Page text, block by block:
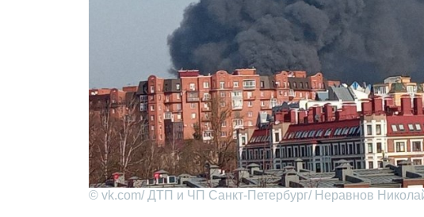
© vk.com/ ДТП и ЧП Санкт-Петербург/ Неравнов